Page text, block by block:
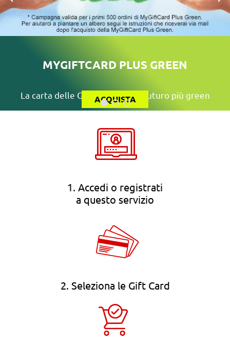
MYGIFTCARD PLUS GREEN
La carta delle Gift Card per un futuro più green
ACQUISTA
1. Accedi o registrati
a questo servizio
2. Seleziona le Gift Card